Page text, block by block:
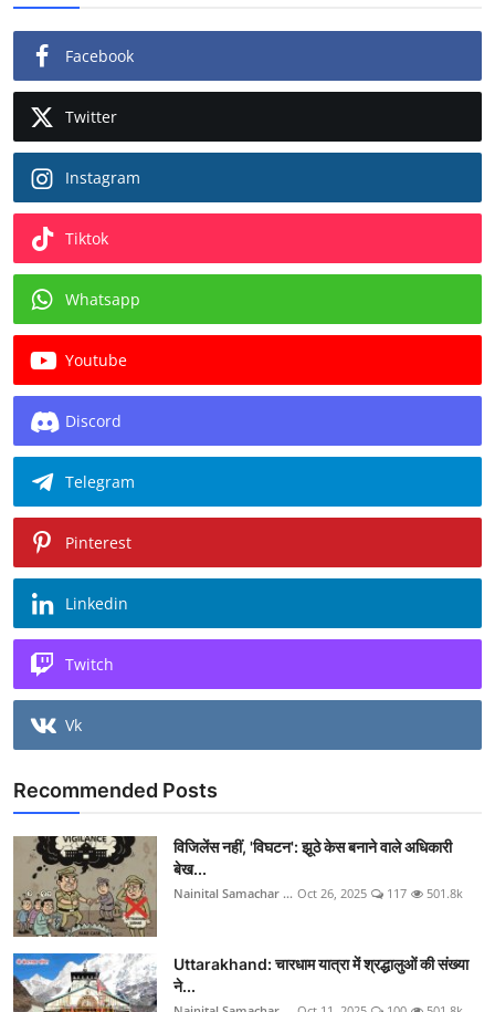
Facebook
Twitter
Instagram
Tiktok
Whatsapp
Youtube
Discord
Telegram
Pinterest
Linkedin
Twitch
Vk
Recommended Posts
विजिलेंस नहीं, 'विघटन': झूठे केस बनाने वाले अधिकारी
बेख...
Nainital Samachar ... Oct 26, 2025 117 501.8k
Uttarakhand: चारधाम यात्रा में श्रद्धालुओं की संख्या
ने...